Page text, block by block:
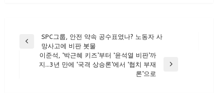
글
Previous
SPC그룹, 안전 약속 공수표였나? 노동자 사
망사고에 비판 봇물
Next
이준석, ‘박근혜 키즈’부터 ‘윤석열 비판’까
지…3년 만에 ‘국격 상승론’에서 ‘협치 부재
론’으로